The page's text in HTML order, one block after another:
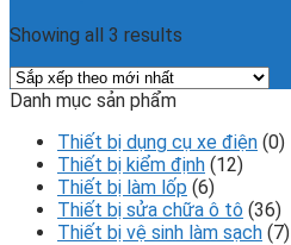
Showing all 3 results
Danh mục sản phẩm
Thiết bị dụng cụ xe điện (0)
Thiết bị kiểm định (12)
Thiết bị làm lốp (6)
Thiết bị sửa chữa ô tô (36)
Thiết bị vệ sinh làm sạch (7)